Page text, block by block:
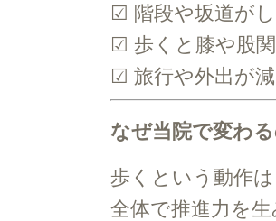
☑ 階段や坂道が
☑ 歩くと膝や股
☑ 旅行や外出が
なぜ当院で変わ
歩くという動作
全体で推進力を生